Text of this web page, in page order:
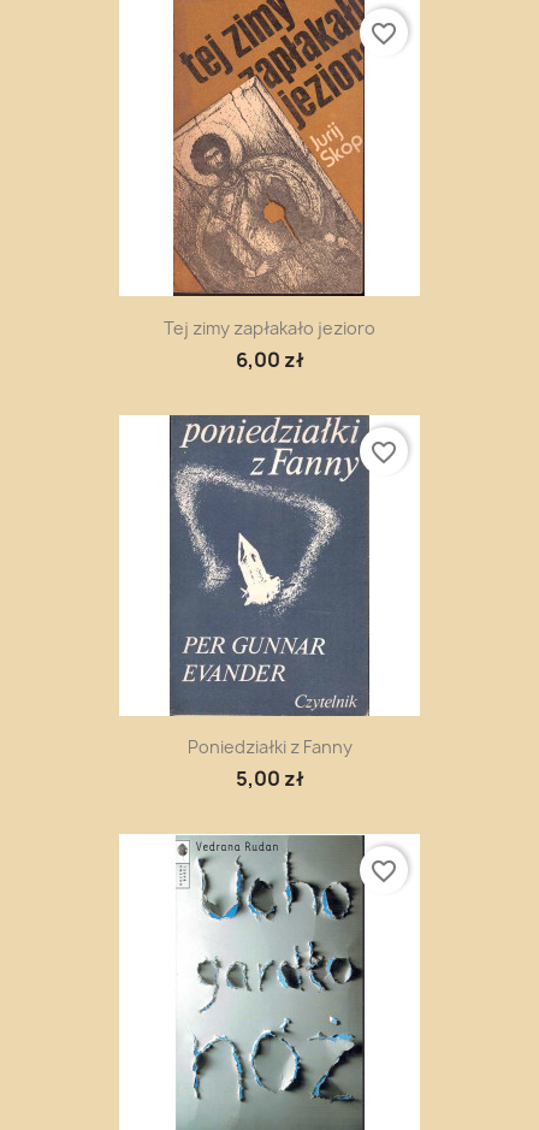
Tej zimy zapłakało jezioro
6,00 zł
favorite_border
Poniedziałki z Fanny
5,00 zł
favorite_border
favorite_border